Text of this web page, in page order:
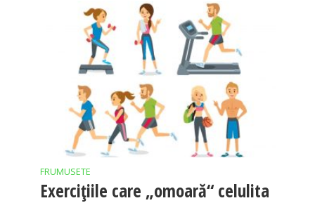
FRUMUSETE
Exercițiile care „omoară“ celulita